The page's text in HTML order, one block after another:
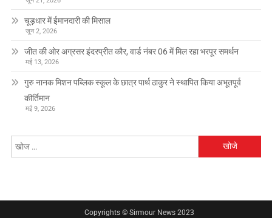
चूड़धार में ईमानदारी की मिसाल
जून 2, 2026
जीत की ओर अग्रसर इंदरप्रीत कौर, वार्ड नंबर 06 में मिल रहा भरपूर समर्थन
मई 13, 2026
गुरु नानक मिशन पब्लिक स्कूल के छात्र पार्थ ठाकुर ने स्थापित किया अभूतपूर्व
कीर्तिमान
मई 9, 2026
को
Copyrights © Sirmour News 2023